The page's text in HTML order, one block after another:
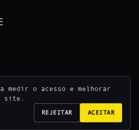
medir o acesso e melhorar
site.
REJEITAR ACEITAR